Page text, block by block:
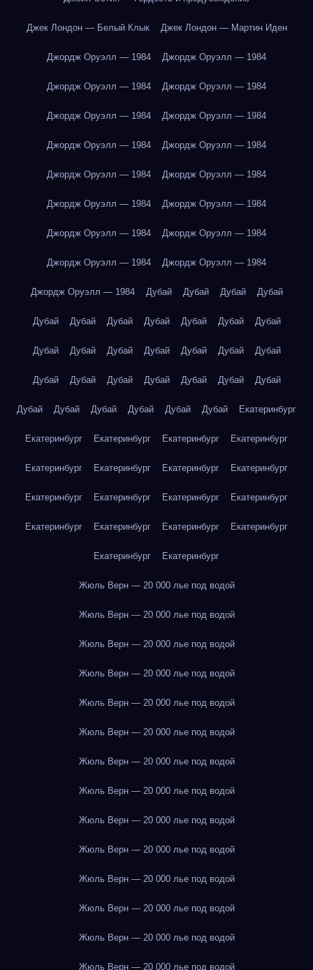
Джек Лондон — Белый Клык Джек Лондон — Мартин Иден
Джордж Оруэлл — 1984 Джордж Оруэлл — 1984
Джордж Оруэлл — 1984 Джордж Оруэлл — 1984
Джордж Оруэлл — 1984 Джордж Оруэлл — 1984
Джордж Оруэлл — 1984 Джордж Оруэлл — 1984
Джордж Оруэлл — 1984 Джордж Оруэлл — 1984
Джордж Оруэлл — 1984 Джордж Оруэлл — 1984
Джордж Оруэлл — 1984 Джордж Оруэлл — 1984
Джордж Оруэлл — 1984 Джордж Оруэлл — 1984
Джордж Оруэлл — 1984 Дубай Дубай Дубай Дубай
Дубай Дубай Дубай Дубай Дубай Дубай Дубай
Дубай Дубай Дубай Дубай Дубай Дубай Дубай
Дубай Дубай Дубай Дубай Дубай Дубай Дубай
Дубай Дубай Дубай Дубай Дубай Дубай Екатеринбург
Екатеринбург Екатеринбург Екатеринбург Екатеринбург
Екатеринбург Екатеринбург Екатеринбург Екатеринбург
Екатеринбург Екатеринбург Екатеринбург Екатеринбург
Екатеринбург Екатеринбург Екатеринбург Екатеринбург
Екатеринбург Екатеринбург
Жюль Верн — 20 000 лье под водой
Жюль Верн — 20 000 лье под водой
Жюль Верн — 20 000 лье под водой
Жюль Верн — 20 000 лье под водой
Жюль Верн — 20 000 лье под водой
Жюль Верн — 20 000 лье под водой
Жюль Верн — 20 000 лье под водой
Жюль Верн — 20 000 лье под водой
Жюль Верн — 20 000 лье под водой
Жюль Верн — 20 000 лье под водой
Жюль Верн — 20 000 лье под водой
Жюль Верн — 20 000 лье под водой
Жюль Верн — 20 000 лье под водой
Жюль Верн — 20 000 лье под водой